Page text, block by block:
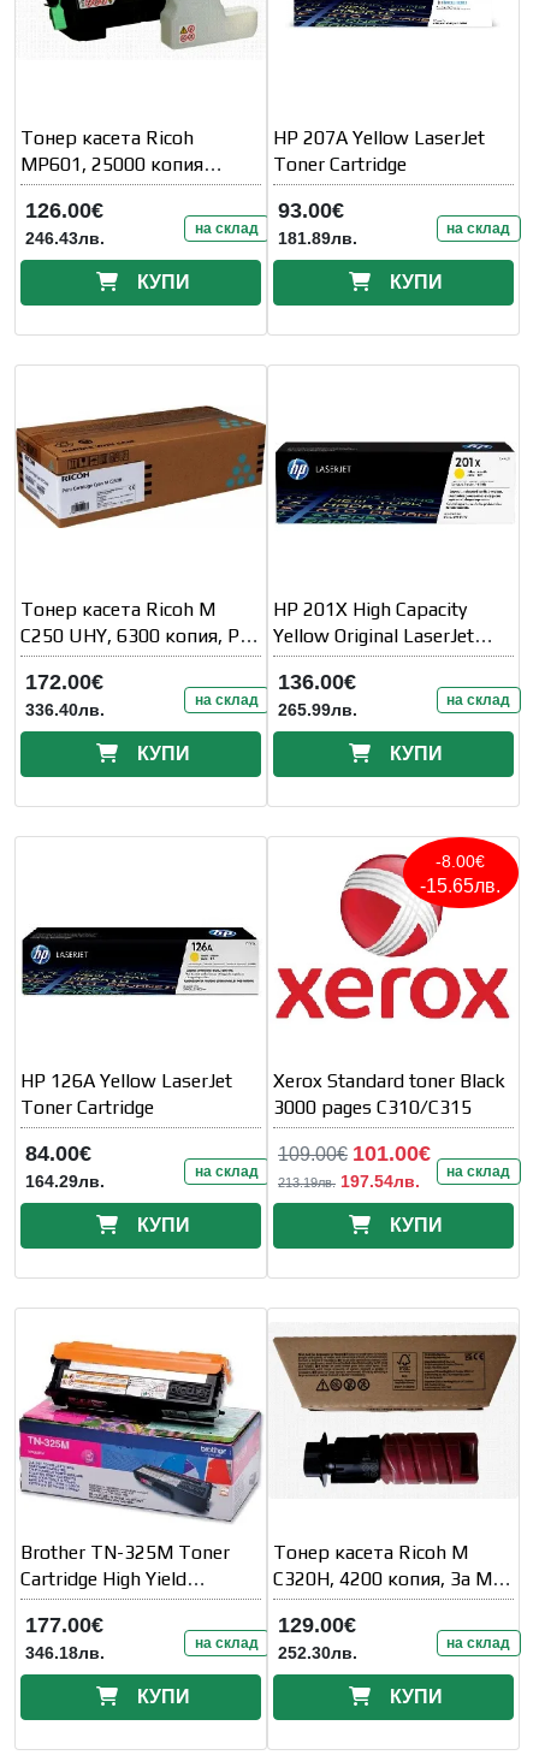
Тонер касета Ricoh
MP601, 25000 копия
SP5300DN Черен
126.00€
246.43лв. на склад
КУПИ
HP 207A Yellow LaserJet
Toner Cartridge
93.00€
181.89лв. на склад
КУПИ
Тонер касета Ricoh M
C250 UHY, 6300 копия, P
C301W / M C250FW, M
172.00€
336.40лв. на склад
КУПИ
HP 201X High Capacity
Yellow Original LaserJet
Toner Cartridge (CF402X)
136.00€
265.99лв. на склад
КУПИ
HP 126A Yellow LaserJet
Toner Cartridge
84.00€
164.29лв. на склад
КУПИ
-8.00€
-15.65лв.
Xerox Standard toner Black
3000 pages C310/C315
109.00€ 101.00€
213.19лв. 197.54лв. на склад
КУПИ
Brother TN-325M Toner
Cartridge High Yield
(3500p.)
177.00€
346.18лв. на склад
КУПИ
Тонер касета Ricoh M
C320H, 4200 копия, За M
C320FW, Magenta
129.00€
252.30лв. на склад
КУПИ